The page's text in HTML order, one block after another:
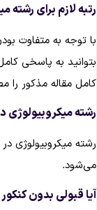
لازم برای رشته
توجه به متفاوت
به پاسخی
مقاله مذکور را
میکروبیولوژی
میکروبیولوژی در
قبولی بدون